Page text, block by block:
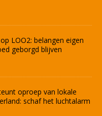
LOO2: belangen eigen
geborgd blijven
oproep van lokale
schaf het luchtalarm